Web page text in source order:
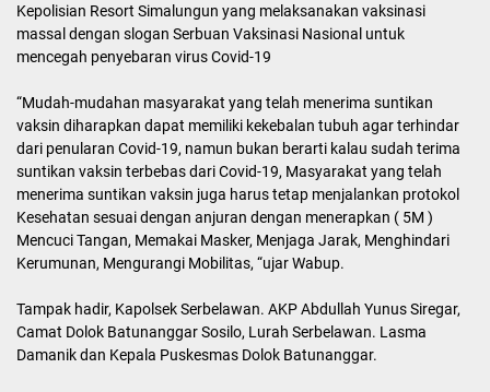
Kepolisian Resort Simalungun yang melaksanakan vaksinasi
massal dengan slogan Serbuan Vaksinasi Nasional untuk
mencegah penyebaran virus Covid-19
“Mudah-mudahan masyarakat yang telah menerima suntikan
vaksin diharapkan dapat memiliki kekebalan tubuh agar terhindar
dari penularan Covid-19, namun bukan berarti kalau sudah terima
suntikan vaksin terbebas dari Covid-19, Masyarakat yang telah
menerima suntikan vaksin juga harus tetap menjalankan protokol
Kesehatan sesuai dengan anjuran dengan menerapkan ( 5M )
Mencuci Tangan, Memakai Masker, Menjaga Jarak, Menghindari
Kerumunan, Mengurangi Mobilitas, “ujar Wabup.
Tampak hadir, Kapolsek Serbelawan. AKP Abdullah Yunus Siregar,
Camat Dolok Batunanggar Sosilo, Lurah Serbelawan. Lasma
Damanik dan Kepala Puskesmas Dolok Batunanggar.